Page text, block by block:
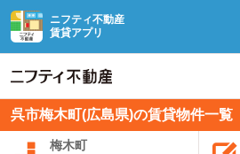
ニフティ不動産
賃貸アプリ
呉市梅木町(広島県)の賃貸物件一覧
梅木町